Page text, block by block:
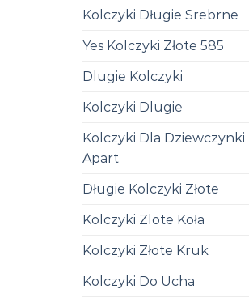
Kolczyki Długie Srebrne
Yes Kolczyki Złote 585
Dlugie Kolczyki
Kolczyki Dlugie
Kolczyki Dla Dziewczynki
Apart
Długie Kolczyki Złote
Kolczyki Zlote Koła
Kolczyki Złote Kruk
Kolczyki Do Ucha